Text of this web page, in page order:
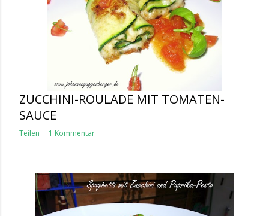
ZUCCHINI-ROULADE MIT TOMATEN-
SAUCE
Teilen 1 Kommentar